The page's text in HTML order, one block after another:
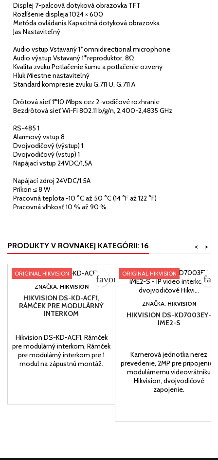
Displej 7-palcová dotyková obrazovka TFT
Rozlíšenie displeja 1024 × 600
Metóda ovládania Kapacitná dotyková obrazovka
Jas Nastaviteľný
Audio vstup Vstavaný 1*omnidirectional microphone
Audio výstup Vstavaný 1*reproduktor, 8Ω
Kvalita zvuku Potlačenie šumu a potlačenie ozveny
Hluk Miestne nastaviteľný
Standard kompresie zvuku G.711 U, G.711 A
Drôtová sieť 1*10 Mbps cez 2-vodičové rozhranie
Bezdrôtová sieť Wi-Fi 802.11 b/g/n, 2,400-2,4835 GHz
RS-485 1
Alarmový vstup 8
Dvojvodičový (výstup) 1
Dvojvodičový (vstup) 1
Napájací vstup 24VDC/1,5A
Napájací zdroj 24VDC/1,5A
Príkon ≤ 8 W
Pracovná teplota -10 °C až 50 °C (14 °F až 122 °F)
Pracovná vlhkosť 10 % až 90 %
PRODUKTY V ROVNAKEJ KATEGÓRII: 16 >
<
ORIGINAL HIKVISION
ZNAČKA: HIKVISION
HIKVISION DS-KD-ACF1,
RÁMČEK PRE MODULÁRNÝ
INTERKOM
Hikvision DS-KD-ACF1, Rámček
pre modulárný interkom, Rámček
pre modulárný interkom pre 1
modul na zápustnú montáž.
favorite_border
ORIGINAL HIKVISION
ZNAČKA: HIKVISION
HIKVISION DS-KD7003EY-
IME2-S
Kamerová jednotka nerez
prevedenie, 2MP pre pripojenie k
modulárnemu videovrátniku
Hikvision, dvojvodičové
zapojenie.